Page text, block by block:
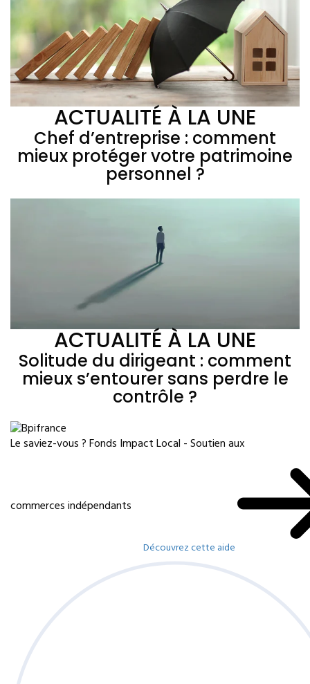
ACTUALITÉ À LA UNE
Chef d’entreprise : comment
mieux protéger votre patrimoine
personnel ?
ACTUALITÉ À LA UNE
Solitude du dirigeant : comment
mieux s’entourer sans perdre le
contrôle ?
Le saviez-vous ?Fonds Impact Local - Soutien aux
commerces indépendants
Découvrez cette aide